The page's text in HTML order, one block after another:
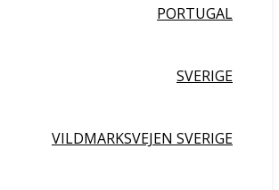
PORTUGAL
SVERIGE
VILDMARKSVEJEN SVERIGE